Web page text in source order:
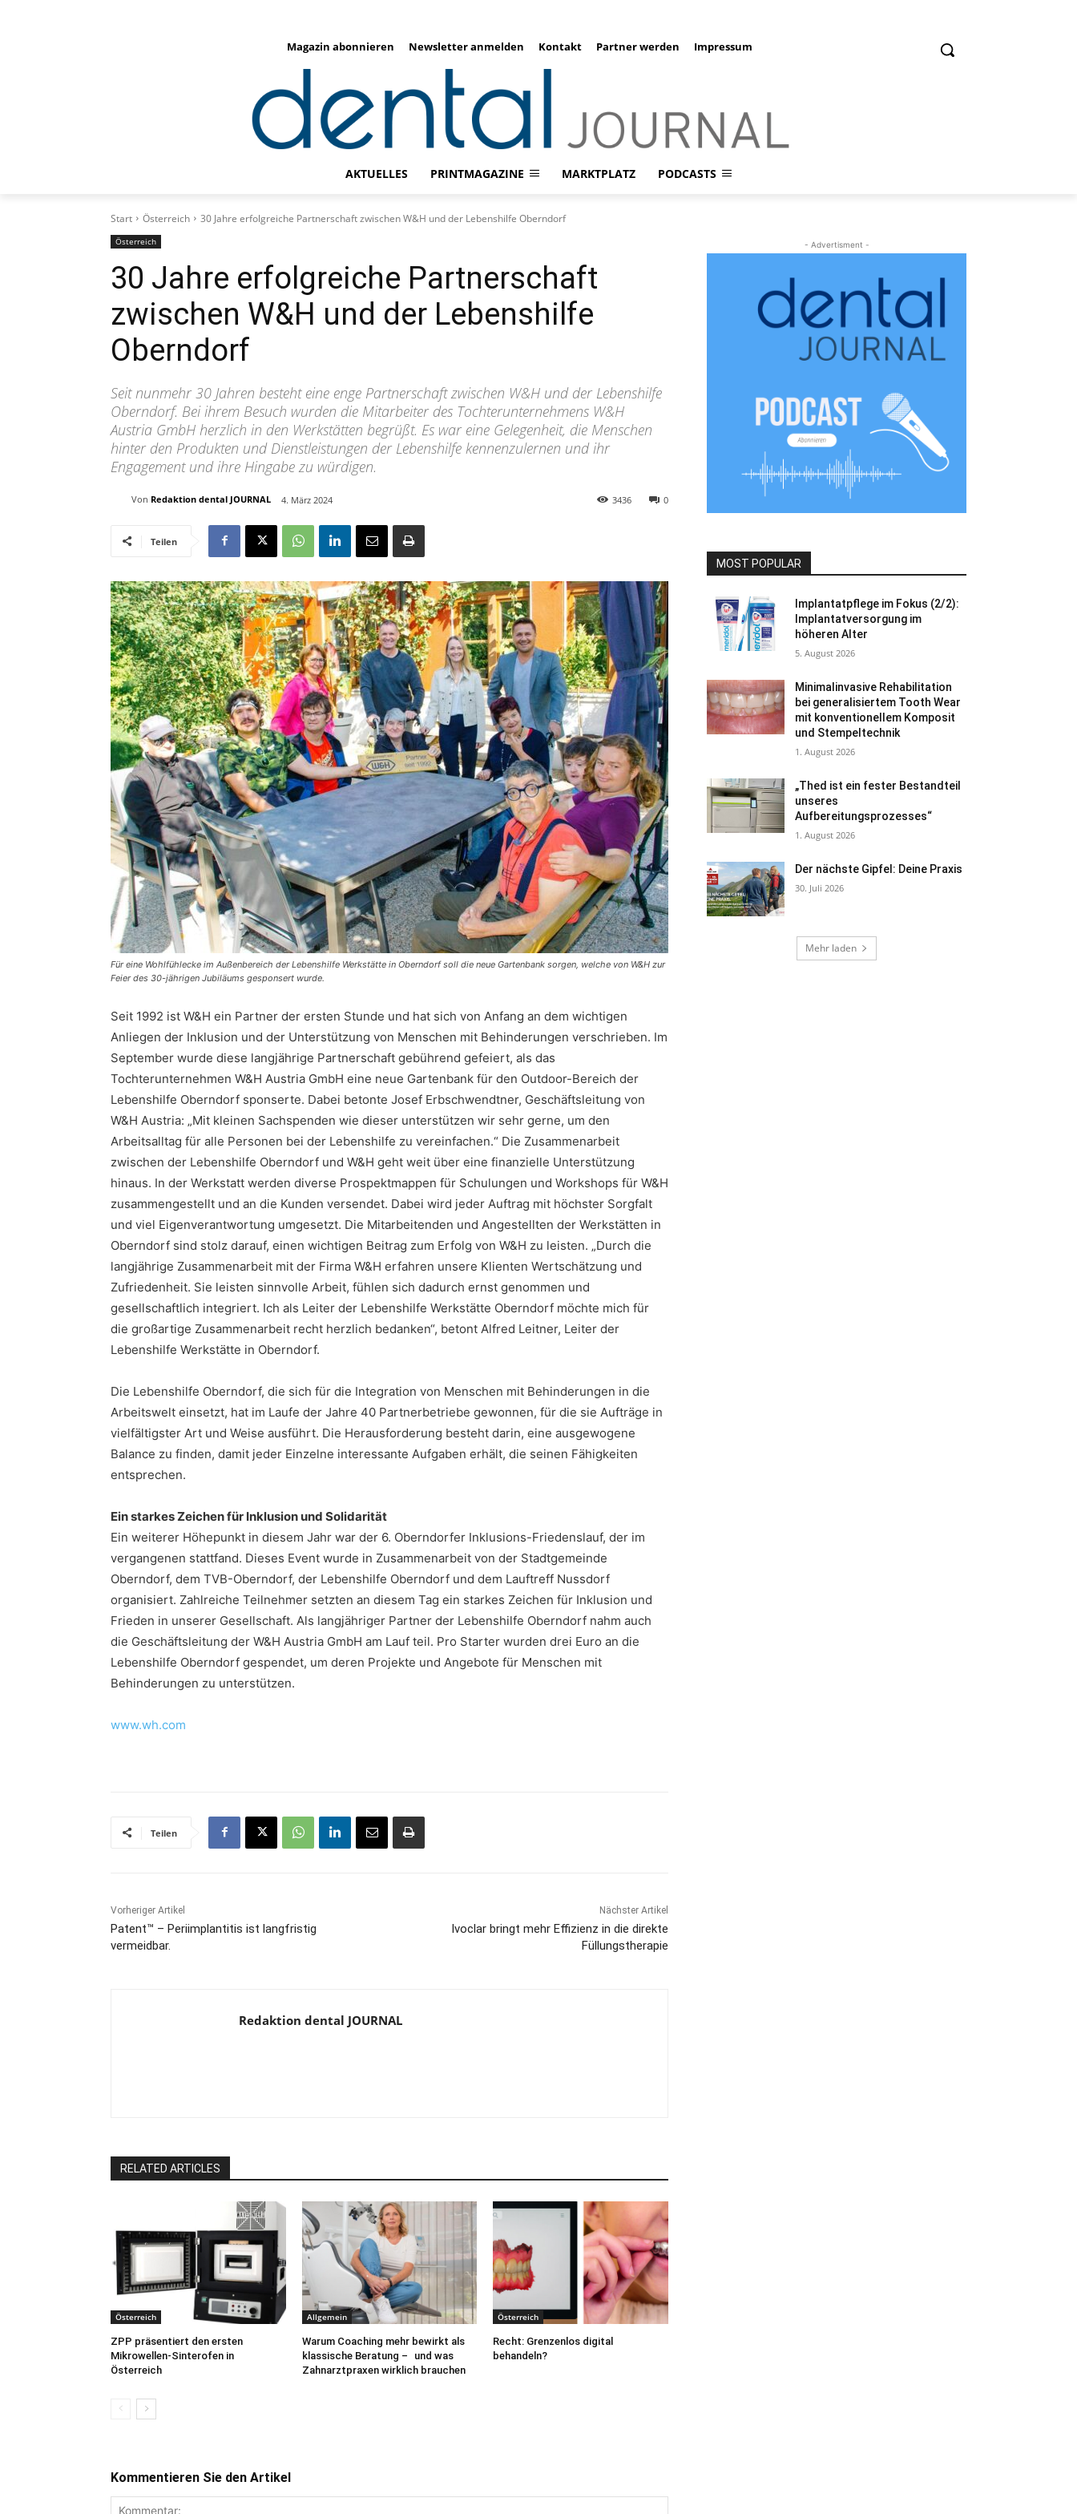
Magazin abonnieren Newsletter anmelden Kontakt Partner werden Impressum
AKTUELLES PRINTMAGAZINE MARKTPLATZ PODCASTS
Start Österreich 30 Jahre erfolgreiche Partnerschaft zwischen W&H und der Lebenshilfe Oberndorf
Österreich
30 Jahre erfolgreiche Partnerschaft
zwischen W&H und der Lebenshilfe
Oberndorf
Seit nunmehr 30 Jahren besteht eine enge Partnerschaft zwischen W&H und der Lebenshilfe
Oberndorf. Bei ihrem Besuch wurden die Mitarbeiter des Tochterunternehmens W&H
Austria GmbH herzlich in den Werkstätten begrüßt. Es war eine Gelegenheit, die Menschen
hinter den Produkten und Dienstleistungen der Lebenshilfe kennenzulernen und ihr
Engagement und ihre Hingabe zu würdigen.
Von Redaktion dental JOURNAL 4. März 2024 0
3436
Teilen
Für eine Wohlfühlecke im Außenbereich der Lebenshilfe Werkstätte in Oberndorf soll die neue Gartenbank sorgen, welche von W&H zur
Feier des 30-jährigen Jubiläums gesponsert wurde.
Seit 1992 ist W&H ein Partner der ersten Stunde und hat sich von Anfang an dem wichtigen
Anliegen der Inklusion und der Unterstützung von Menschen mit Behinderungen verschrieben. Im
September wurde diese langjährige Partnerschaft gebührend gefeiert, als das
Tochterunternehmen W&H Austria GmbH eine neue Gartenbank für den Outdoor-Bereich der
Lebenshilfe Oberndorf sponserte. Dabei betonte Josef Erbschwendtner, Geschäftsleitung von
W&H Austria: „Mit kleinen Sachspenden wie dieser unterstützen wir sehr gerne, um den
Arbeitsalltag für alle Personen bei der Lebenshilfe zu vereinfachen.“ Die Zusammenarbeit
zwischen der Lebenshilfe Oberndorf und W&H geht weit über eine finanzielle Unterstützung
hinaus. In der Werkstatt werden diverse Prospektmappen für Schulungen und Workshops für W&H
zusammengestellt und an die Kunden versendet. Dabei wird jeder Auftrag mit höchster Sorgfalt
und viel Eigenverantwortung umgesetzt. Die Mitarbeitenden und Angestellten der Werkstätten in
Oberndorf sind stolz darauf, einen wichtigen Beitrag zum Erfolg von W&H zu leisten. „Durch die
langjährige Zusammenarbeit mit der Firma W&H erfahren unsere Klienten Wertschätzung und
Zufriedenheit. Sie leisten sinnvolle Arbeit, fühlen sich dadurch ernst genommen und
gesellschaftlich integriert. Ich als Leiter der Lebenshilfe Werkstätte Oberndorf möchte mich für
die großartige Zusammenarbeit recht herzlich bedanken“, betont Alfred Leitner, Leiter der
Lebenshilfe Werkstätte in Oberndorf.
Die Lebenshilfe Oberndorf, die sich für die Integration von Menschen mit Behinderungen in die
Arbeitswelt einsetzt, hat im Laufe der Jahre 40 Partnerbetriebe gewonnen, für die sie Aufträge in
vielfältigster Art und Weise ausführt. Die Herausforderung besteht darin, eine ausgewogene
Balance zu finden, damit jeder Einzelne interessante Aufgaben erhält, die seinen Fähigkeiten
entsprechen.
Ein starkes Zeichen für Inklusion und Solidarität
Ein weiterer Höhepunkt in diesem Jahr war der 6. Oberndorfer Inklusions-Friedenslauf, der im
vergangenen stattfand. Dieses Event wurde in Zusammenarbeit von der Stadtgemeinde
Oberndorf, dem TVB-Oberndorf, der Lebenshilfe Oberndorf und dem Lauftreff Nussdorf
organisiert. Zahlreiche Teilnehmer setzten an diesem Tag ein starkes Zeichen für Inklusion und
Frieden in unserer Gesellschaft. Als langjähriger Partner der Lebenshilfe Oberndorf nahm auch
die Geschäftsleitung der W&H Austria GmbH am Lauf teil. Pro Starter wurden drei Euro an die
Lebenshilfe Oberndorf gespendet, um deren Projekte und Angebote für Menschen mit
Behinderungen zu unterstützen.
www.wh.com
Teilen
Vorheriger Artikel
Patent™ – Periimplantitis ist langfristig
vermeidbar.
Nächster Artikel
Ivoclar bringt mehr Effizienz in die direkte
Füllungstherapie
Redaktion dental JOURNAL
RELATED ARTICLES
Österreich
ZPP präsentiert den ersten
Mikrowellen-Sinterofen in
Österreich
Allgemein
Warum Coaching mehr bewirkt als
klassische Beratung – und was
Zahnarztpraxen wirklich brauchen
Österreich
Recht: Grenzenlos digital
behandeln?
Kommentieren Sie den Artikel
- Advertisment -
MOST POPULAR
Implantatpflege im Fokus (2/2):
Implantatversorgung im
höheren Alter
5. August 2026
Minimalinvasive Rehabilitation
bei generalisiertem Tooth Wear
mit konventionellem Komposit
und Stempeltechnik
1. August 2026
„Thed ist ein fester Bestandteil
unseres
Aufbereitungsprozesses“
1. August 2026
Der nächste Gipfel: Deine Praxis
30. Juli 2026
Mehr laden